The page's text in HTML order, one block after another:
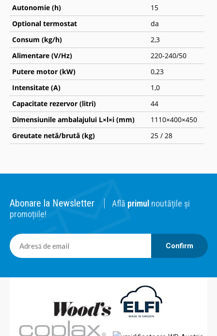
Autonomie (h)
15
Optional termostat
da
Consum (kg/h)
2,3
Alimentare (V/Hz)
220-240/50
Putere motor (kW)
0,23
Intensitate (A)
1,0
Capacitate rezervor (litri)
44
Dimensiunile ambalajului L×l×i (mm)
1110×400×450
Greutate netă/brută (kg)
25 / 28
Abonare la Newsletter Află primul noutățile și
promoțiile!
Confirm